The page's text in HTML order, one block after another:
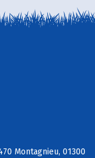
Montagnieu, 01300